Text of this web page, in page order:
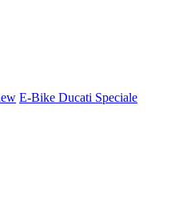
E-Bike Ducati Speciale